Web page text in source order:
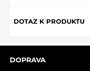
DOTAZ K PRODUKTU
DOPRAVA